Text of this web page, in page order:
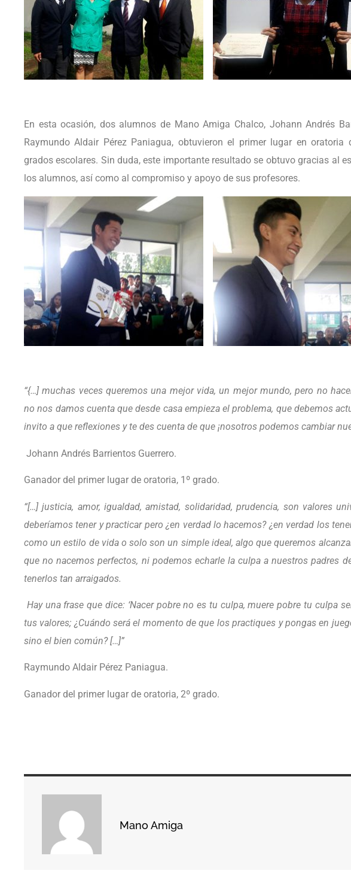
En esta ocasión, dos alumnos de Mano Amiga Chalco, Johann Andrés
Raymundo Aldair Pérez Paniagua, obtuvieron el primer lugar en oratoria
grados escolares. Sin duda, este importante resultado se obtuvo gracias al
los alumnos, así como al compromiso y apoyo de sus profesores.
“{…] muchas veces queremos una mejor vida, un mejor mundo, pero no
no nos damos cuenta que desde casa empieza el problema, que debemos
invito a que reflexiones y te des cuenta de que ¡nosotros podemos cambiar
Johann Andrés Barrientos Guerrero.
Ganador del primer lugar de oratoria, 1º grado.
“[…] justicia, amor, igualdad, amistad, solidaridad, prudencia, son valores
deberíamos tener y practicar pero ¿en verdad lo hacemos? ¿en verdad los
como un estilo de vida o solo son un simple ideal, algo que queremos
que no nacemos perfectos, ni podemos echarle la culpa a nuestros padres
tenerlos tan arraigados.
Hay una frase que dice: ‘Nacer pobre no es tu culpa, muere pobre tu culpa
tus valores; ¿Cuándo será el momento de que los practiques y pongas en
sino el bien común? […]”
Raymundo Aldair Pérez Paniagua.
Ganador del primer lugar de oratoria, 2º grado.
Mano Amiga